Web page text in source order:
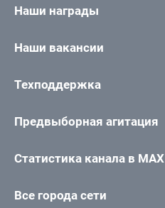
Наши награды
Наши вакансии
Техподдержка
Предвыборная агитация
Статистика канала в MAX
Все города сети